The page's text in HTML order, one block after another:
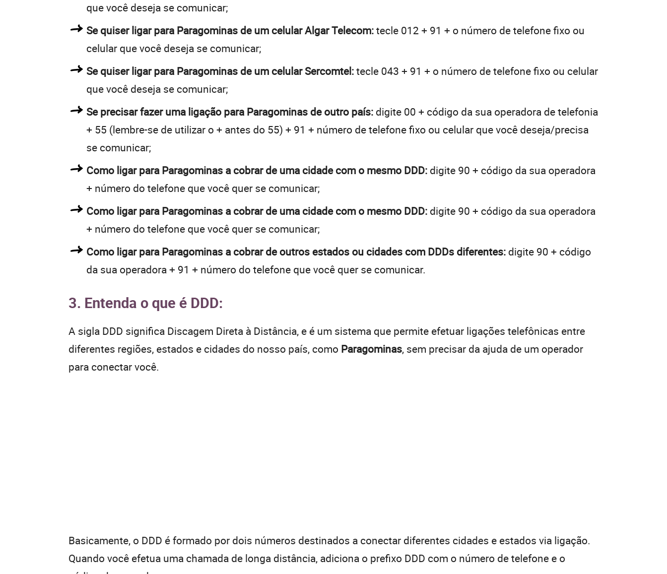
que você deseja se comunicar;
Se quiser ligar para Paragominas de um celular Algar Telecom:tecle 012 + 91 + o número de telefone fixo ou
celular que você deseja se comunicar;
Se quiser ligar para Paragominas de um celular Sercomtel:tecle 043 + 91 + o número de telefone fixo ou celular
que você deseja se comunicar;
Se precisar fazer uma ligação para Paragominas de outro país: digite 00 + código da sua operadora de telefonia
+ 55 (lembre-se de utilizar o + antes do 55) + 91 + número de telefone fixo ou celular que você deseja/precisa
se comunicar;
Como ligar para Paragominas a cobrar de uma cidade com o mesmo DDD: digite 90 + código da sua operadora
+ número do telefone que você quer se comunicar;
Como ligar para Paragominas a cobrar de uma cidade com o mesmo DDD: digite 90 + código da sua operadora
+ número do telefone que você quer se comunicar;
Como ligar para Paragominas a cobrar de outros estados ou cidades com DDDs diferentes: digite 90 + código
da sua operadora + 91 + número do telefone que você quer se comunicar.
3. Entenda o que é DDD:
A sigla DDD significa Discagem Direta à Distância, e é um sistema que permite efetuar ligações telefônicas entre
diferentes regiões, estados e cidades do nosso país, como Paragominas, sem precisar da ajuda de um operador
para conectar você.
Basicamente, o DDD é formado por dois números destinados a conectar diferentes cidades e estados via ligação.
Quando você efetua uma chamada de longa distância, adiciona o prefixo DDD com o número de telefone e o